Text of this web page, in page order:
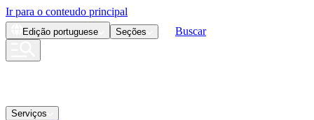
Ir para o conteudo principal
Edição portuguese Seções Buscar
Serviços